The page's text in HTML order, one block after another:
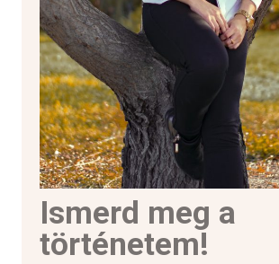
Ismerd meg a
történetem!